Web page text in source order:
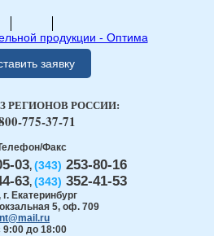
заявку
Факс
03, (343) 253-80-16
63, (343) 352-41-53
г. Екатеринбург
5, оф. 709
9:00 до 18:00
РЕГИОНОВ РОССИИ:
775-37-71